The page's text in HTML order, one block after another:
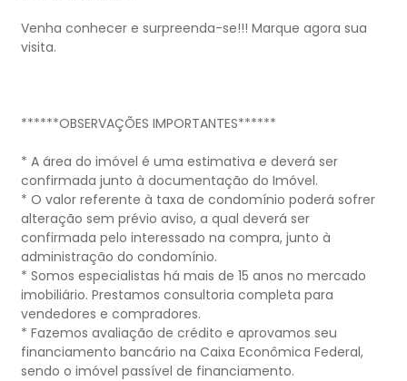
Venha conhecer e surpreenda-se!!! Marque agora sua
visita.
******OBSERVAÇÕES IMPORTANTES******
* A área do imóvel é uma estimativa e deverá ser
confirmada junto à documentação do Imóvel.
* O valor referente à taxa de condomínio poderá sofrer
alteração sem prévio aviso, a qual deverá ser
confirmada pelo interessado na compra, junto à
administração do condomínio.
* Somos especialistas há mais de 15 anos no mercado
imobiliário. Prestamos consultoria completa para
vendedores e compradores.
* Fazemos avaliação de crédito e aprovamos seu
financiamento bancário na Caixa Econômica Federal,
sendo o imóvel passível de financiamento.